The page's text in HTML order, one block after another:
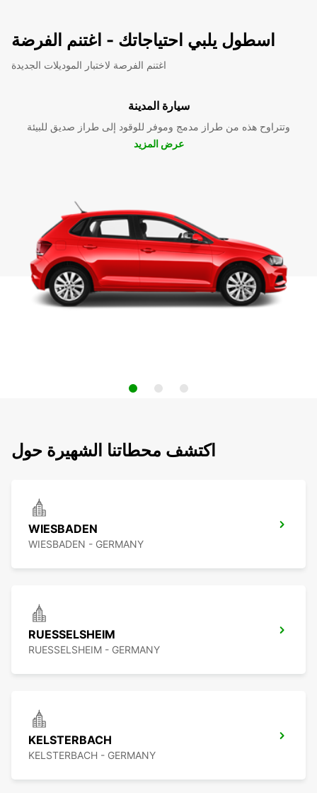
اسطول يلبي احتياجاتك - اغتنم الفرضة
اغتنم الفرصة لاختبار الموديلات الجديدة
سيارة المدينة
وتتراوح هذه من طراز مدمج وموفر للوقود إلى طراز صديق للبيئة
عرض المزيد
اكتشف محطاتنا الشهيرة حول
WIESBADEN
WIESBADEN - GERMANY
RUESSELSHEIM
RUESSELSHEIM - GERMANY
KELSTERBACH
KELSTERBACH - GERMANY